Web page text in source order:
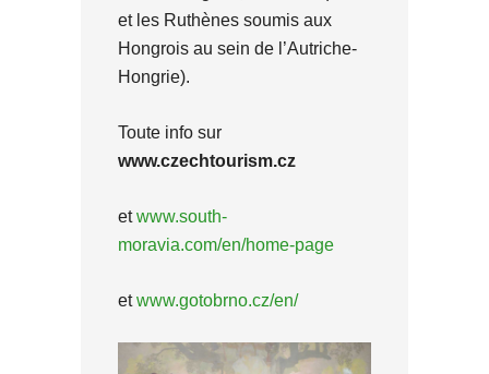
et les Ruthènes soumis aux
Hongrois au sein de l’Autriche-
Hongrie).
Toute info sur
www.czechtourism.cz
etwww.south-
moravia.com/en/home-page
etwww.gotobrno.cz/en/